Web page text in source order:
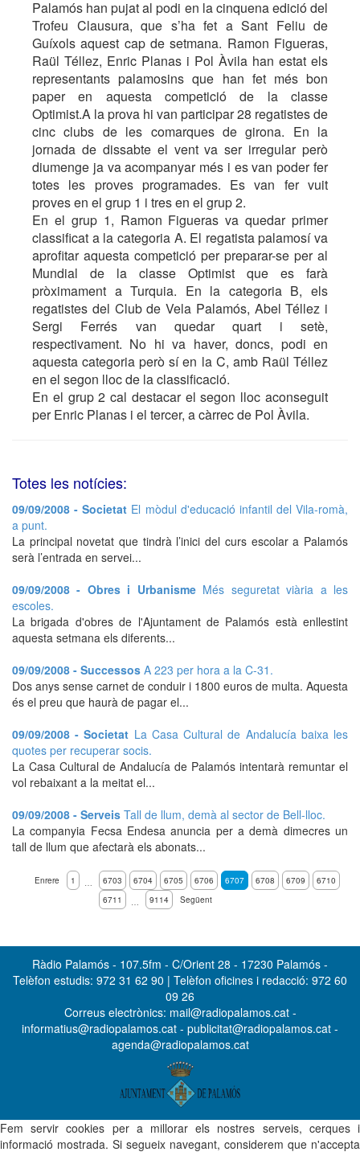
Palamós han pujat al podi en la cinquena edició del
Trofeu Clausura, que s’ha fet a Sant Feliu de
Guíxols aquest cap de setmana. Ramon Figueras,
Raül Téllez, Enric Planas i Pol Àvila han estat els
representants palamosins que han fet més bon
paper en aquesta competició de la classe
Optimist.A la prova hi van participar 28 regatistes de
cinc clubs de les comarques de girona. En la
jornada de dissabte el vent va ser irregular però
diumenge ja va acompanyar més i es van poder fer
totes les proves programades. Es van fer vuit
proves en el grup 1 i tres en el grup 2.
En el grup 1, Ramon Figueras va quedar primer
classificat a la categoria A. El regatista palamosí va
aprofitar aquesta competició per preparar-se per al
Mundial de la classe Optimist que es farà
pròximament a Turquia. En la categoria B, els
regatistes del Club de Vela Palamós, Abel Téllez i
Sergi Ferrés van quedar quart i setè,
respectivament. No hi va haver, doncs, podi en
aquesta categoria però sí en la C, amb Raül Téllez
en el segon lloc de la classificació.
En el grup 2 cal destacar el segon lloc aconseguit
per Enric Planas i el tercer, a càrrec de Pol Àvila.
Totes les notícies:
09/09/2008 - Societat El mòdul d'educació infantil del Vila-romà,
a punt.
La principal novetat que tindrà l’inici del curs escolar a Palamós
serà l’entrada en servei...
09/09/2008 - Obres i Urbanisme Més seguretat viària a les
escoles.
La brigada d'obres de l'Ajuntament de Palamós està enllestint
aquesta setmana els diferents...
09/09/2008 - Successos A 223 per hora a la C-31.
Dos anys sense carnet de conduir i 1800 euros de multa. Aquesta
és el preu que haurà de pagar el...
09/09/2008 - Societat La Casa Cultural de Andalucía baixa les
quotes per recuperar socis.
La Casa Cultural de Andalucía de Palamós intentarà remuntar el
vol rebaixant a la meitat el...
09/09/2008 - Serveis Tall de llum, demà al sector de Bell-lloc.
La companyia Fecsa Endesa anuncia per a demà dimecres un
tall de llum que afectarà els abonats...
Enrere 1 … 6703 6704 6705 6706 6707 6708 6709
6710
6711
… 9114 Següent
Ràdio Palamós - 107.5fm - C/Orient 28 - 17230 Palamós -
Telèfon estudis: 972 31 62 90 | Telèfon oficines i redacció: 972 60
09 26
Correus electrònics: mail@radiopalamos.cat -
informatius@radiopalamos.cat - publicitat@radiopalamos.cat -
agenda@radiopalamos.cat
Fem servir cookies per a millorar els nostres serveis, cerques i
informació mostrada. Si segueix navegant, considerem que n'accepta